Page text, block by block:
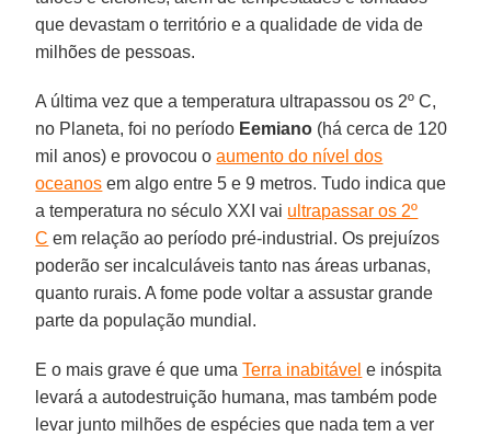
que devastam o território e a qualidade de vida de
milhões de pessoas.
A última vez que a temperatura ultrapassou os 2º C,
no Planeta, foi no período Eemiano (há cerca de 120
mil anos) e provocou oaumento do nível dos
oceanos em algo entre 5 e 9 metros. Tudo indica que
a temperatura no século XXI vai ultrapassar os 2º
C em relação ao período pré-industrial. Os prejuízos
poderão ser incalculáveis tanto nas áreas urbanas,
quanto rurais. A fome pode voltar a assustar grande
parte da população mundial.
E o mais grave é que umaTerra inabitável e inóspita
levará a autodestruição humana, mas também pode
levar junto milhões de espécies que nada tem a ver